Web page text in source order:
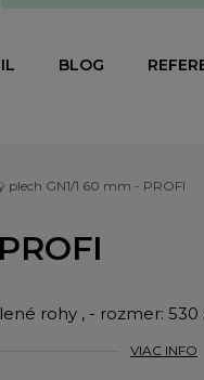
BLOG
plech GN1/1 60 mm - PROFI
rohy , - rozmer: 530
VIAC INFO